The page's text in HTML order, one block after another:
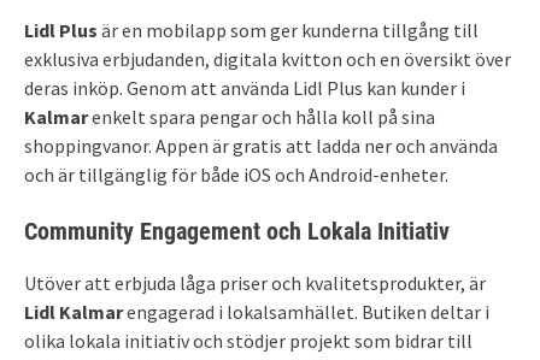
Lidl Plus är en mobilapp som ger kunderna tillgång till
exklusiva erbjudanden, digitala kvitton och en översikt över
deras inköp. Genom att använda Lidl Plus kan kunder i
Kalmarenkelt spara pengar och hålla koll på sina
shoppingvanor. Appen är gratis att ladda ner och använda
och är tillgänglig för både iOS och Android-enheter.
Community Engagement och Lokala Initiativ
Utöver att erbjuda låga priser och kvalitetsprodukter, är
Lidl Kalmarengagerad i lokalsamhället. Butiken deltar i
olika lokala initiativ och stödjer projekt som bidrar till